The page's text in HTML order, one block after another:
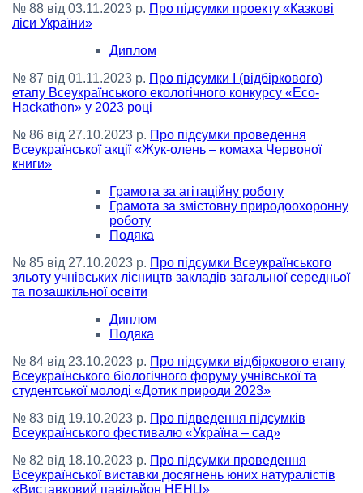
№ 88 від 03.11.2023 р. Про підсумки проекту «Казкові
ліси України»
Диплом
№ 87 від 01.11.2023 р. Про підсумки І (відбіркового)
етапу Всеукраїнського екологічного конкурсу «Eco-
Hackathon» у 2023 році
№ 86 від 27.10.2023 р. Про підсумки проведення
Всеукраїнської акції «Жук-олень – комаха Червоної
книги»
Грамота за агітаційну роботу
Грамота за змістовну природоохоронну
роботу
Подяка
№ 85 від 27.10.2023 р. Про підсумки Всеукраїнського
зльоту учнівських лісництв закладів загальної середньої
та позашкільної освіти
Диплом
Подяка
№ 84 від 23.10.2023 р. Про підсумки відбіркового етапу
Всеукраїнського біологічного форуму учнівської та
студентської молоді «Дотик природи 2023»
№ 83 від 19.10.2023 р. Про підведення підсумків
Всеукраїнського фестивалю «Україна – сад»
№ 82 від 18.10.2023 р. Про підсумки проведення
Всеукраїнської виставки досягнень юних натуралістів
«Виставковий павільйон НЕНЦ»